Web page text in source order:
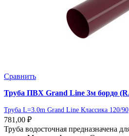
Сравнить
Труба ПВХ Grand Line 3м бордо
Труба L=3.0m Grand Line Классика 120/90
781,00 ₽
Труба водосточная предназначена